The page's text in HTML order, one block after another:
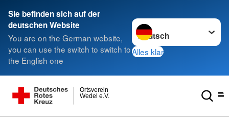
Sie befinden sich auf der
deutschen Website
You are on the German website,
you can use the switch to switch to
the English one
Sprache wechseln zu
Alles klar
Wedel e.V.
Ortsverein